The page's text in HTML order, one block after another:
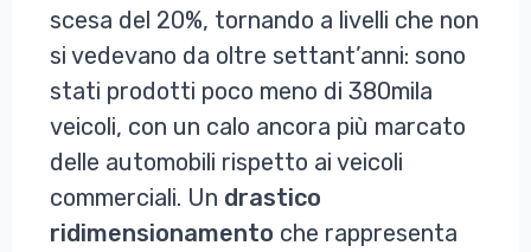
scesa del 20%, tornando a livelli che non
si vedevano da oltre settant’anni: sono
stati prodotti poco meno di 380mila
veicoli, con un calo ancora più marcato
delle automobili rispetto ai veicoli
commerciali. Un drastico
ridimensionamento che rappresenta